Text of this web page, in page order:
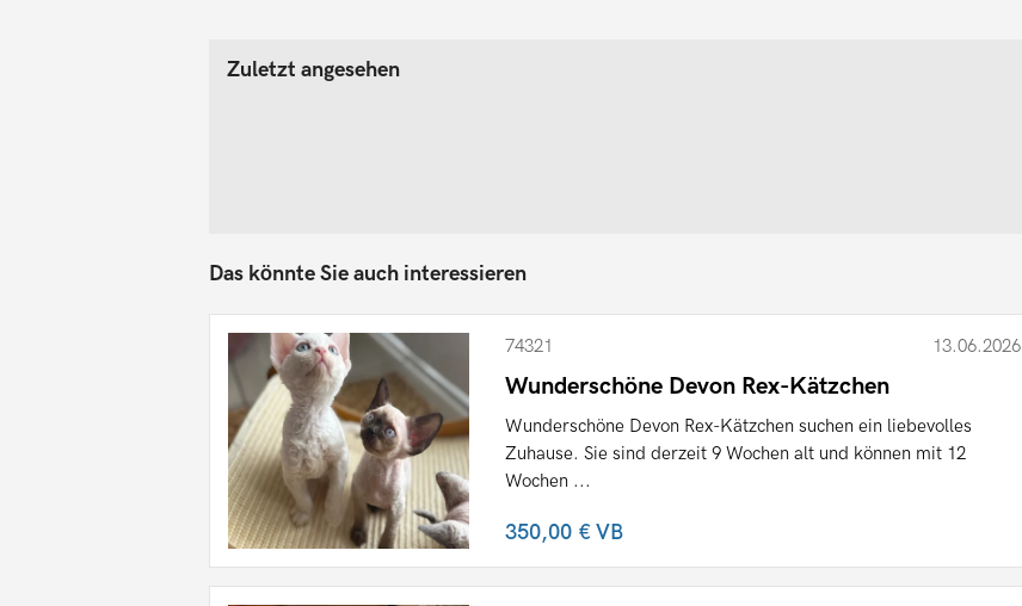
Zuletzt angesehen
Das könnte Sie auch interessieren
74321 13.06.2026
Wunderschöne Devon Rex-Kätzchen
Wunderschöne Devon Rex-Kätzchen suchen ein liebevolles
Zuhause. Sie sind derzeit 9 Wochen alt und können mit 12
Wochen ...
350,00 €VB